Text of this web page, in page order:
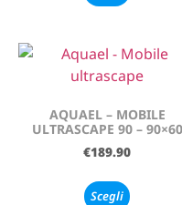
AQUAEL – MOBILE
ULTRASCAPE 90 – 90×60
€189.90
Scegli